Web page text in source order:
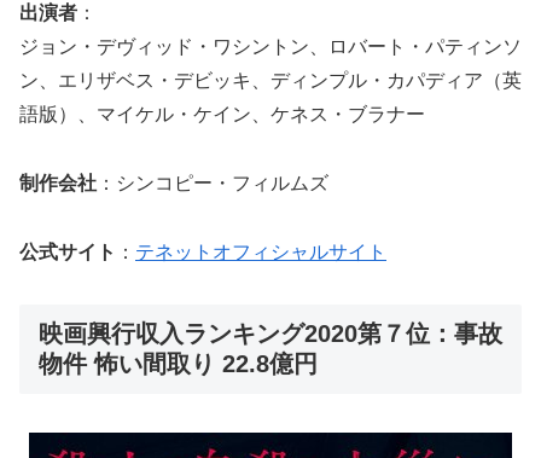
出演者 ：
ジョン・デヴィッド・ワシントン、ロバート・パティンソ
ン、エリザベス・デビッキ、ディンプル・カパディア（英
語版）、マイケル・ケイン、ケネス・ブラナー
制作会社 ：シンコピー・フィルムズ
公式サイト ： テネットオフィシャルサイト
映画興行収入ランキング2020第７位：事故
物件 怖い間取り 22.8億円